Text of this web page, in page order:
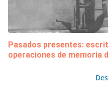
Pasados presentes:
operaciones de memoria